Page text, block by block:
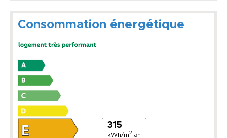
Consommation énergétique
315
kWh/m2 .an